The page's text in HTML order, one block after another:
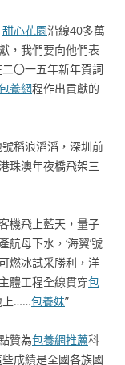
甜心花園沿線40多萬
，我們要向他們表
〇一五年新年賀詞
養網程作出貢獻的
稻浪滔滔，深圳前
珠澳年夜橋飛架三
機飛上藍天，量子
母下水，‘海翼’號
燃冰試采勝利，洋
體工程全線貫穿包
上……包養妹”
贊為包養網推薦科
成績是全國各族國